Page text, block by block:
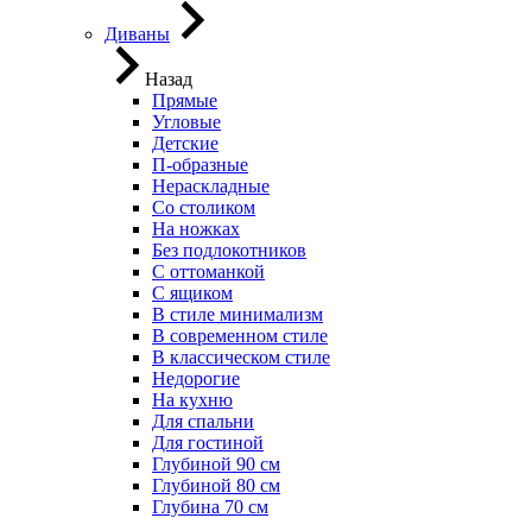
Диваны
Назад
Прямые
Угловые
Детские
П-образные
Нераскладные
Со столиком
На ножках
Без подлокотников
С оттоманкой
С ящиком
В стиле минимализм
В современном стиле
В классическом стиле
Недорогие
На кухню
Для спальни
Для гостиной
Глубиной 90 см
Глубиной 80 см
Глубина 70 см